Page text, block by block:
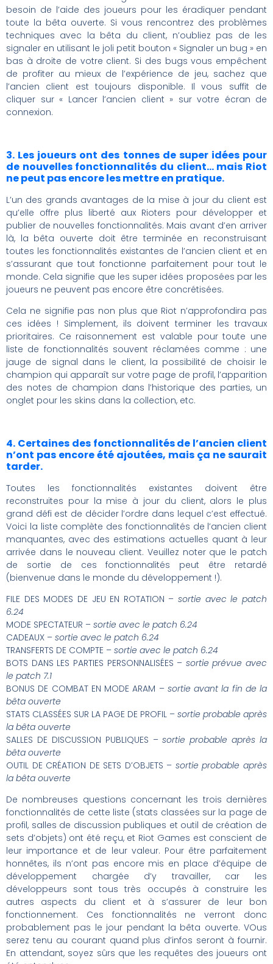
besoin de l’aide des joueurs pour les éradiquer pendant
toute la bêta ouverte. Si vous rencontrez des problèmes
techniques avec la bêta du client, n’oubliez pas de les
signaler en utilisant le joli petit bouton « Signaler un bug » en
bas à droite de votre client. Si des bugs vous empêchent
de profiter au mieux de l’expérience de jeu, sachez que
l’ancien client est toujours disponible. Il vous suffit de
cliquer sur « Lancer l’ancien client » sur votre écran de
connexion.
3. Les joueurs ont des tonnes de super idées pour
de nouvelles fonctionnalités du client… mais Riot
ne peut pas encore les mettre en pratique.
L’un des grands avantages de la mise à jour du client est
qu’elle offre plus liberté aux Rioters pour développer et
publier de nouvelles fonctionnalités. Mais avant d’en arriver
là, la bêta ouverte doit être terminée en reconstruisant
toutes les fonctionnalités existantes de l’ancien client et en
s’assurant que tout fonctionne parfaitement pour tout le
monde. Cela signifie que les super idées proposées par les
joueurs ne peuvent pas encore être concrétisées.
Cela ne signifie pas non plus que Riot n’approfondira pas
ces idées ! Simplement, ils doivent terminer les travaux
prioritaires. Ce raisonnement est valable pour toute une
liste de fonctionnalités souvent réclamées comme : une
jauge de signal dans le client, la possibilité de choisir le
champion qui apparaît sur votre page de profil, l’apparition
des notes de champion dans l’historique des parties, un
onglet pour les skins dans la collection, etc.
4. Certaines des fonctionnalités de l’ancien client
n’ont pas encore été ajoutées, mais ça ne saurait
tarder.
Toutes les fonctionnalités existantes doivent être
reconstruites pour la mise à jour du client, alors le plus
grand défi est de décider l’ordre dans lequel c’est effectué.
Voici la liste complète des fonctionnalités de l’ancien client
manquantes, avec des estimations actuelles quant à leur
arrivée dans le nouveau client. Veuillez noter que le patch
de sortie de ces fonctionnalités peut être retardé
(bienvenue dans le monde du développement !).
FILE DES MODES DE JEU EN ROTATION – sortie avec le patch
6.24
MODE SPECTATEUR – sortie avec le patch 6.24
CADEAUX – sortie avec le patch 6.24
TRANSFERTS DE COMPTE – sortie avec le patch 6.24
BOTS DANS LES PARTIES PERSONNALISÉES – sortie prévue avec
le patch 7.1
BONUS DE COMBAT EN MODE ARAM –sortie avant la fin de la
bêta ouverte
STATS CLASSÉES SUR LA PAGE DE PROFIL – sortie probable après
la bêta ouverte
SALLES DE DISCUSSION PUBLIQUES –sortie probable après la
bêta ouverte
OUTIL DE CRÉATION DE SETS D’OBJETS – sortie probable après
la bêta ouverte
De nombreuses questions concernant les trois dernières
fonctionnalités de cette liste (stats classées sur la page de
profil, salles de discussion publiques et outil de création de
sets d’objets) ont été reçu, et Riot Games est conscient de
leur importance et de leur valeur. Pour être parfaitement
honnêtes, ils n’ont pas encore mis en place d’équipe de
développement chargée d’y travailler, car les
développeurs sont tous très occupés à construire les
autres aspects du client et à s’assurer de leur bon
fonctionnement. Ces fonctionnalités ne verront donc
probablement pas le jour pendant la bêta ouverte. VOus
serez tenu au courant quand plus d’infos seront à fournir.
En attendant, soyez sûrs que les requêtes des joueurs ont